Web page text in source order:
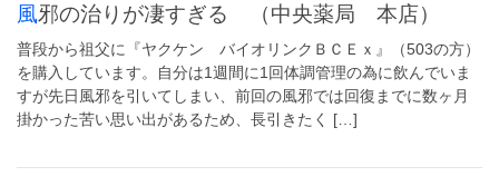
風邪の治りが凄すぎる （中央薬局 本店）
普段から祖父に『ヤクケン バイオリンクＢＣＥｘ』（503の方）
を購入しています。自分は1週間に1回体調管理の為に飲んでいま
すが先日風邪を引いてしまい、前回の風邪では回復までに数ヶ月
掛かった苦い思い出があるため、長引きたく […]